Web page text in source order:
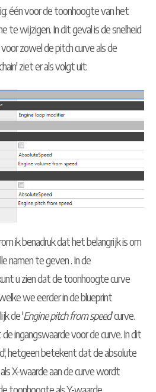
één voor de toonhoogte van het
te wijzigen. In dit geval is de snelheid
zowel de pitch curve als de
ziet er als volgt uit:
ik benadruk dat het belangrijk is om
namen te geven . In de
u zien dat de toonhoogte curve
we eerder in de blueprint
de 'Engine pitch from speed' curve.
ingangswaarde voor de curve. In dit
hetgeen betekent dat de absolute
X-waarde aan de curve wordt